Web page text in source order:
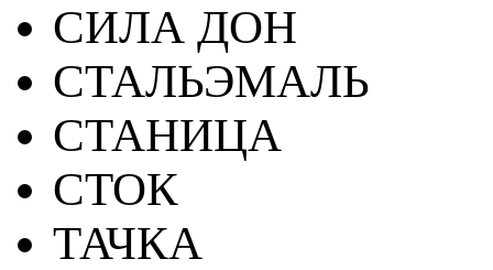
СИЛА ДОН
СТАЛЬЭМАЛЬ
СТАНИЦА
СТОК
ТАЧКА